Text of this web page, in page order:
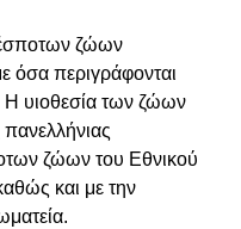
ζώων
όσα περιγράφονται
υιοθεσία των ζώων
πανελλήνιας
ζώων του Εθνικού
και με την